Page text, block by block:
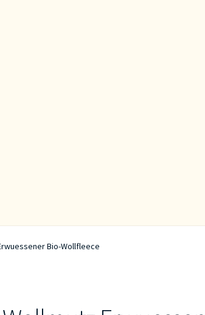
Bio-Wollfleece